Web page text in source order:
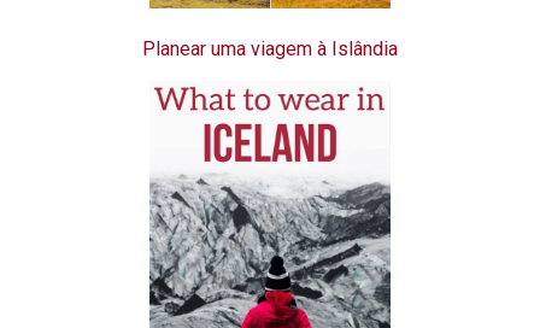
Planear uma viagem à Islândia